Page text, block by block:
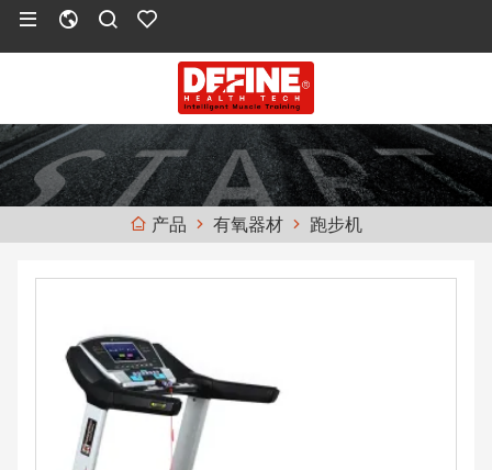
产品 有氧器材 跑步机